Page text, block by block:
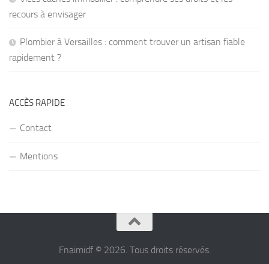
recours à envisager
Plombier à Versailles : comment trouver un artisan fiable
rapidement ?
ACCÈS RAPIDE
Contact
Mentions
Fnaimidf © 2026. Tous droits réservés.